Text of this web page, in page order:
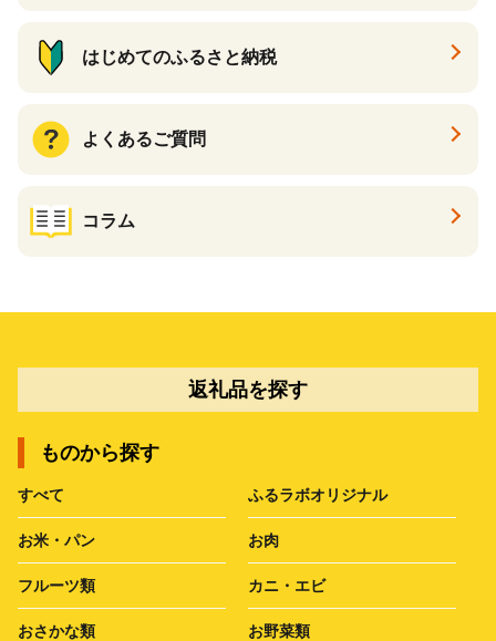
はじめてのふるさと納税
よくあるご質問
コラム
返礼品を探す
ものから探す
すべて ふるラボオリジナル
お米・パン お肉
フルーツ類 カニ・エビ
おさかな類 お野菜類